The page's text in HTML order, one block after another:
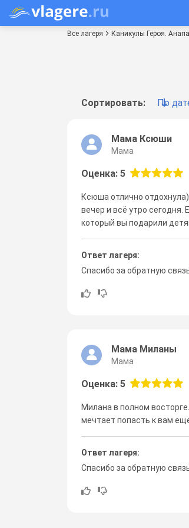
Все лагеря Каникулы Героя. Анапа
Сортировать: По
Мама Ксюши
Мама
Оценка: 5
Ксюша отлично
вечер и всё утро
который вы подарили
Ответ лагеря:
Спасибо за обратную
Мама Миланы
Мама
Оценка: 5
Милана в полном
мечтает попасть к вам
Ответ лагеря:
Спасибо за обратную